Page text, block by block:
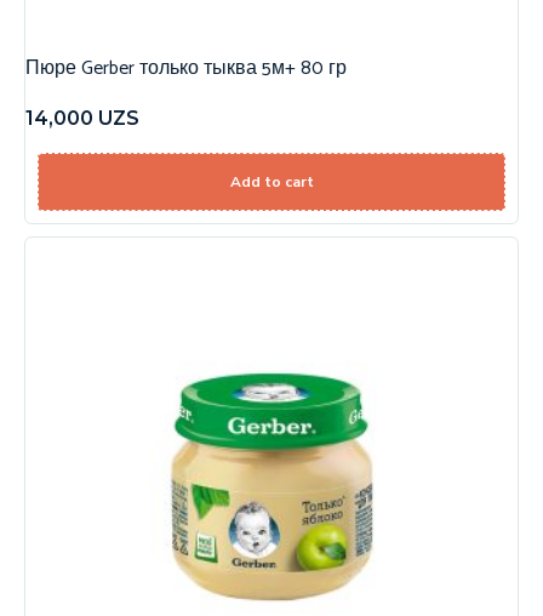
Пюре Gerber только тыква 5м+ 80 гр
14,000 UZS
Add to cart